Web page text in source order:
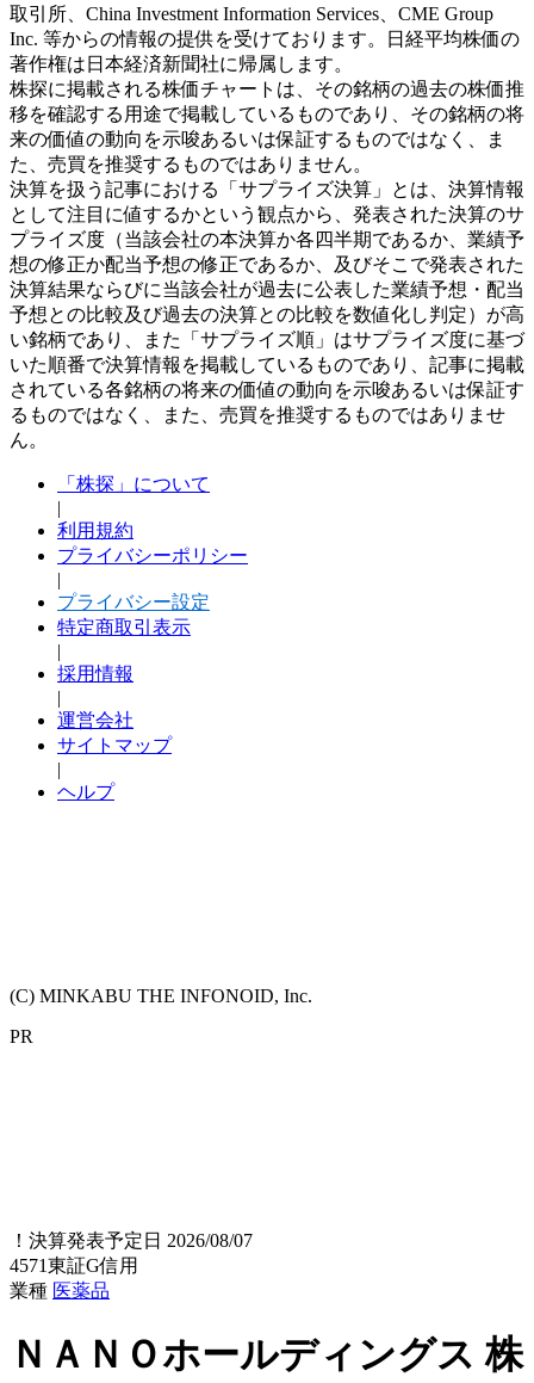
取引所、China Investment Information Services、CME Group
Inc. 等からの情報の提供を受けております。日経平均株価の
著作権は日本経済新聞社に帰属します。
株探に掲載される株価チャートは、その銘柄の過去の株価推
移を確認する用途で掲載しているものであり、その銘柄の将
来の価値の動向を示唆あるいは保証するものではなく、ま
た、売買を推奨するものではありません。
決算を扱う記事における「サプライズ決算」とは、決算情報
として注目に値するかという観点から、発表された決算のサ
プライズ度（当該会社の本決算か各四半期であるか、業績予
想の修正か配当予想の修正であるか、及びそこで発表された
決算結果ならびに当該会社が過去に公表した業績予想・配当
予想との比較及び過去の決算との比較を数値化し判定）が高
い銘柄であり、また「サプライズ順」はサプライズ度に基づ
いた順番で決算情報を掲載しているものであり、記事に掲載
されている各銘柄の将来の価値の動向を示唆あるいは保証す
るものではなく、また、売買を推奨するものではありませ
ん。
「株探」について
|
利用規約
プライバシーポリシー
|
プライバシー設定
特定商取引表示
|
採用情報
|
運営会社
サイトマップ
|
ヘルプ
(C) MINKABU THE INFONOID, Inc.
PR
！ 決算発表予定日 2026/08/07
4571東証G信用
業種 医薬品
ＮＡＮＯホールディングス株